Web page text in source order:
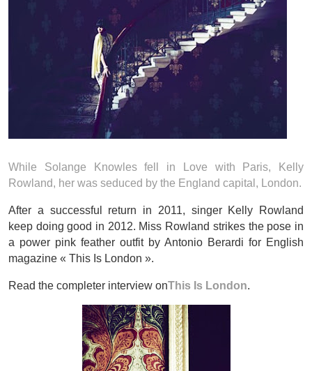
While Solange Knowles fell in Love with Paris, Kelly
Rowland, her was seduced by the England capital, London.
After a successful return in 2011, singer Kelly Rowland
keep doing good in 2012. Miss Rowland strikes the pose in
a power pink feather outfit by Antonio Berardi for English
magazine « This Is London ».
Read the completer interview onThis Is London.